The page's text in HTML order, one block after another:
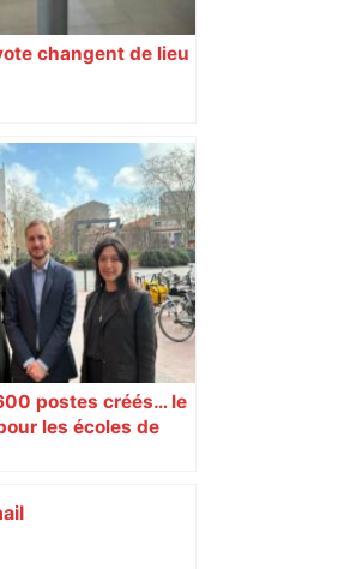
changent de lieu
postes créés… le
les écoles de